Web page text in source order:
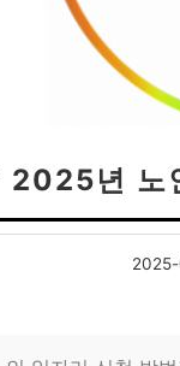
2025년 노